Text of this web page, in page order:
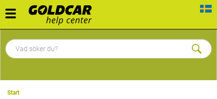
Toggle
navigation
Start